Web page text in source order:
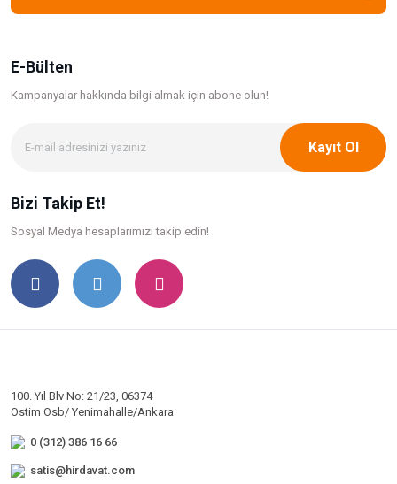
E-Bülten
Kampanyalar hakkında bilgi almak için abone olun!
Kayıt Ol
Bizi Takip Et!
Sosyal Medya hesaplarımızı takip edin!
100. Yıl Blv No: 21/23, 06374
Ostim Osb/ Yenimahalle/Ankara
0 (312) 386 16 66
satis@hirdavat.com